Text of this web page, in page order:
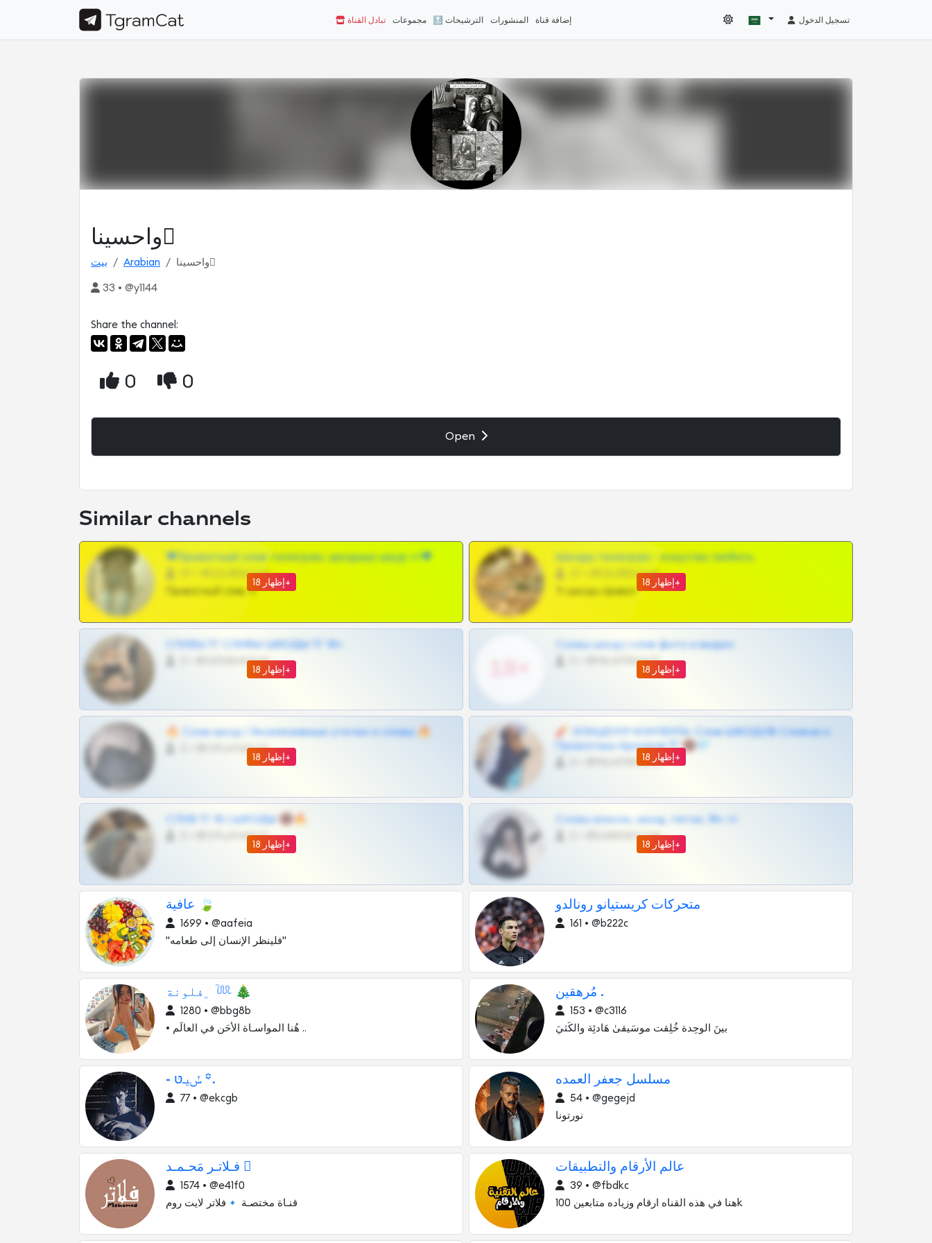
تبادل القناة مجموعات 🔝 الترشيحات المنشورات إضافة قناة تسجيل الدخول
واحسينا ٌ
بيت Arabian واحسينا ٌ
33 • @y1144
Share the channel:
0 0
Open
Similar channels
إظهار 18+
❤Приватный слив телеграм, шкодных шкур тг❤
@SZu3ll3sCatt_bot
Приватный слив тг
إظهار 18+
Шкоды телеграм - искуство любить
@SZu3ll3sCatt_bot
Тг шкоды приват
إظهار 18+
СЛИВЫ ТГ СЛИВЫ ШКОДЫ ТГ 18+
@VIPARHIVS55BOT
إظهار 18+
Сливы шкод | слив фото и видео
@MILKPRIVATES39BOT
إظهار 18+
🔥 Слив шкод | Эксклюзивные утечки и сливы 🔥
@OPLATAPODPSK1BOT
إظهار 18+
🧨 ЭПИЦЕНТР КОНТЕНТА: Слив ШКОДОВ Сливов и
Приватных Архивов ТГ 🔞💎
@MILKPRIVATES39BOT
إظهار 18+
СЛИВ ТГ 18 | ШКОДЫ 🔞🔥
@OPLATAPODPSK1BOT
إظهار 18+
Сливы вписок, шкод, теток, 18+ тг
@DARK15FLOWSBOT
عافية 🍃
1699 • @aafeia
"فلينظر الإنسان إلى طعامه"
متحركات كريستيانو رونالدو
161 • @b222c
﮼فلونة 𓆙 🎄
1280 • @bbg8b
• هُنا المواسـاة الأحَن في العالَم ..
مُرهقين .
153 • @c3116
بينَ الوحِدة خُلِقت ‏موسَيقىٰ هَادئِة والكَثيَ
- ݽيـטּ ꙳.
77 • @ekcgb
مسلسل جعفر العمده
54 • @gegejd
نورتونا
فـلاتـر مَحـمـد 
1574 • @e41f0
قنـاة مختصـة 🔹فلاتر لايت روم
عالم الأرقام والتطبيقات
39 • @fbdkc
هنا في هذه القناه ارقام وزياده متابعين 100k